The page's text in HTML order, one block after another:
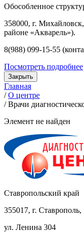
Обособленное
358000, г.
районе «Акварель»).
8(988) 099-15-55
Посмотреть подробнее
Закрыть
Главная
/ О центре
/ Врачи
Элемент не найден
Ставропольский край
355017, г. Ставрополь,
ул. Ленина 304